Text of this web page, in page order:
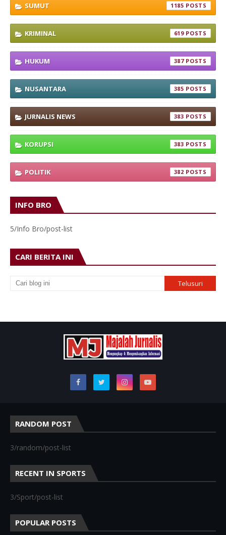
SUMUT 1185
KRIMINAL 619
HUKUM 387
NUSANTARA 385
JURNALIS NEWS 383
KORUPSI 383
POLITIK 382
INFO BRO
5/Info Bro/post-list
CARI BERITA INI
RANDOM POST
3/random/post-list
RECENT IN SPORTS
3/Sport/post-list
POPULAR POSTS